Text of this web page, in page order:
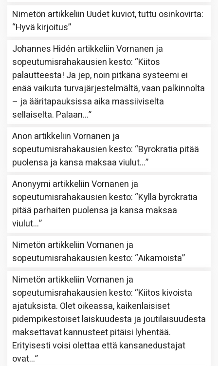
Nimetön artikkeliin Uudet kuviot, tuttu osinkovirta:
“Hyvä kirjoitus”
Johannes Hidén artikkeliinVornanen ja
sopeutumisrahakausien kesto: “Kiitos
palautteesta! Ja jep, noin pitkänä systeemi ei
enää vaikuta turvajärjestelmältä, vaan palkinnolta
– ja ääritapauksissa aika massiiviselta
sellaiselta. Palaan…”
Anon artikkeliinVornanen ja
sopeutumisrahakausien kesto: “Byrokratia pitää
puolensa ja kansa maksaa viulut…”
Anonyymi artikkeliinVornanen ja
sopeutumisrahakausien kesto: “Kyllä byrokratia
pitää parhaiten puolensa ja kansa maksaa
viulut…”
Nimetön artikkeliinVornanen ja
sopeutumisrahakausien kesto: “Aikamoista”
Nimetön artikkeliinVornanen ja
sopeutumisrahakausien kesto: “Kiitos kivoista
ajatuksista. Olet oikeassa, kaikenlaisiset
pidempikestoiset laiskuudesta ja joutilaisuudesta
maksettavat kannusteet pitäisi lyhentää.
Erityisesti voisi olettaa että kansanedustajat
ovat…”